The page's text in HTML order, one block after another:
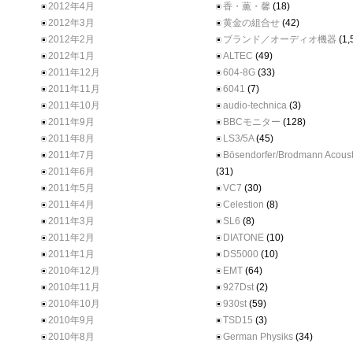
2012年4月
2012年3月
2012年2月
2012年1月
2011年12月
2011年11月
2011年10月
2011年9月
2011年8月
2011年7月
2011年6月
2011年5月
2011年4月
2011年3月
2011年2月
2011年1月
2010年12月
2010年11月
2010年10月
2010年9月
2010年8月
香・薫・馨 (18)
黄金の組合せ (42)
ブランド／オーディオ機器
ALTEC (49)
604-8G (33)
6041 (7)
audio-technica (3)
BBCモニター (128)
LS3/5A(45)
Bösendorfer/Brodmann
(31)
VC7 (30)
Celestion (8)
SL6 (8)
DIATONE (10)
DS5000 (10)
EMT (64)
927Dst (2)
930st (59)
TSD15 (3)
German Physiks (34)